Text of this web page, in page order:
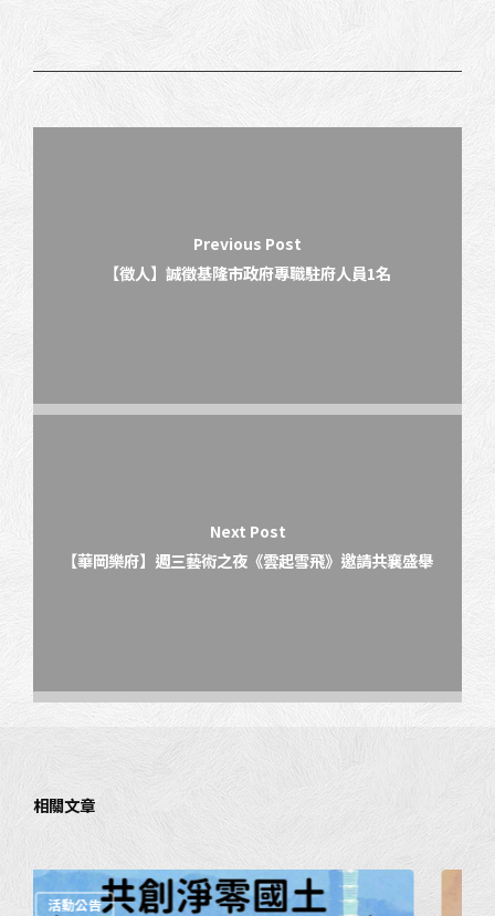
Previous Post
【徵人】誠徵基隆市政府專職駐府人員1名
Next Post
【華岡樂府】週三藝術之夜《雲起雪飛》邀請​共​襄盛舉
相關文章
環境規劃倫理講座